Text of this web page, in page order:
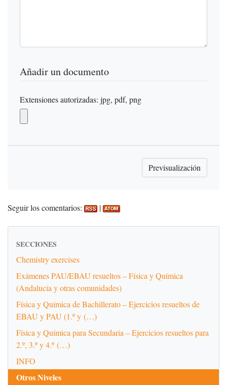
Añadir un documento
Extensiones autorizadas: jpg, pdf, png
Seguir los comentarios: |
SECCIONES
Chemistry exercises
Exámenes PAU/EBAU resueltos – Física y Química
(Andalucía y otras comunidades)
Física y Química de Bachillerato – Ejercicios resueltos de
EBAU y PAU (1.º y (…)
Física y Química para Secundaria – Ejercicios resueltos para
2.º, 3.º y 4.º (…)
INFO
Otros Niveles